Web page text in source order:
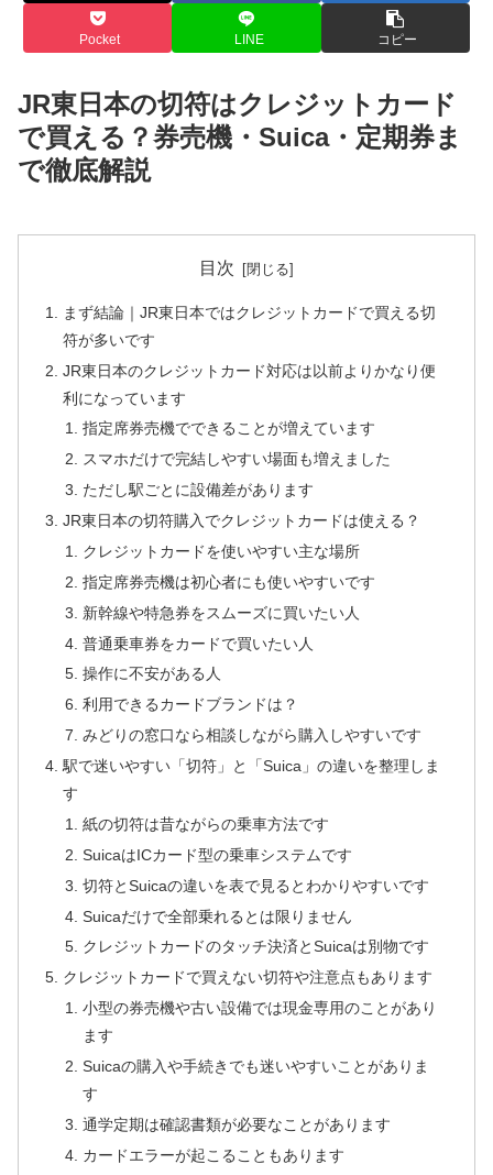
Pocket LINE コピー
JR東日本の切符はクレジットカード
で買える？券売機・Suica・定期券ま
で徹底解説
目次
まず結論｜JR東日本ではクレジットカードで買える切
符が多いです
JR東日本のクレジットカード対応は以前よりかなり便
利になっています
指定席券売機でできることが増えています
スマホだけで完結しやすい場面も増えました
ただし駅ごとに設備差があります
JR東日本の切符購入でクレジットカードは使える？
クレジットカードを使いやすい主な場所
指定席券売機は初心者にも使いやすいです
新幹線や特急券をスムーズに買いたい人
普通乗車券をカードで買いたい人
操作に不安がある人
利用できるカードブランドは？
みどりの窓口なら相談しながら購入しやすいです
駅で迷いやすい「切符」と「Suica」の違いを整理しま
す
紙の切符は昔ながらの乗車方法です
SuicaはICカード型の乗車システムです
切符とSuicaの違いを表で見るとわかりやすいです
Suicaだけで全部乗れるとは限りません
クレジットカードのタッチ決済とSuicaは別物です
クレジットカードで買えない切符や注意点もあります
小型の券売機や古い設備では現金専用のことがあり
ます
Suicaの購入や手続きでも迷いやすいことがありま
す
通学定期は確認書類が必要なことがあります
カードエラーが起こることもあります